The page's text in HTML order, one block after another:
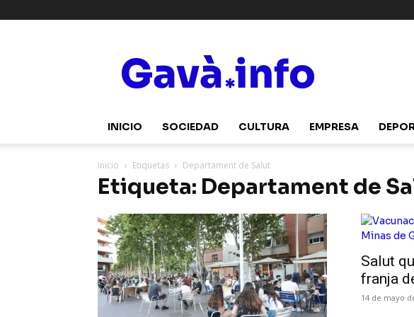
INICIO SOCIEDAD CULTURA EMPRESA
Inicio Etiquetas Departament de Salut
Etiqueta: Departament de
Salut
franja
14 de mayo